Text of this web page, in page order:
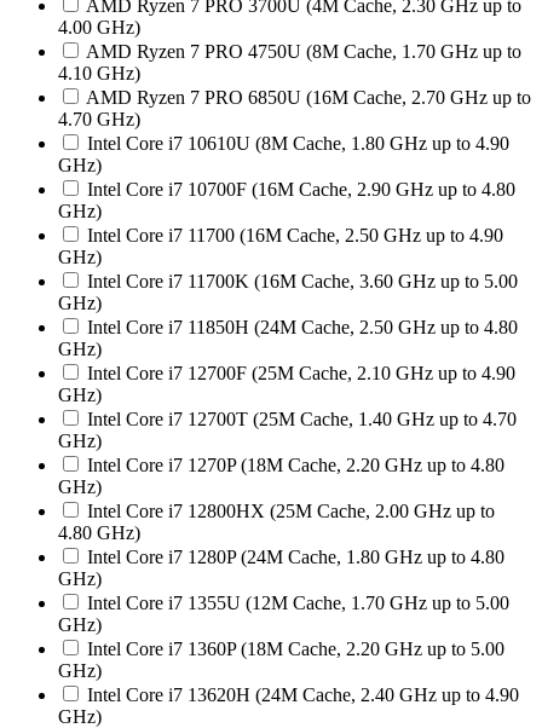
AMD Ryzen 7 PRO 3700U (4M Cache, 2.30 GHz up to
4.00 GHz)
AMD Ryzen 7 PRO 4750U (8M Cache, 1.70 GHz up to
4.10 GHz)
AMD Ryzen 7 PRO 6850U (16M Cache, 2.70 GHz up to
4.70 GHz)
Intel Core i7 10610U (8M Cache, 1.80 GHz up to 4.90
GHz)
Intel Core i7 10700F (16M Cache, 2.90 GHz up to 4.80
GHz)
Intel Core i7 11700 (16M Cache, 2.50 GHz up to 4.90
GHz)
Intel Core i7 11700K (16M Cache, 3.60 GHz up to 5.00
GHz)
Intel Core i7 11850H (24M Cache, 2.50 GHz up to 4.80
GHz)
Intel Core i7 12700F (25M Cache, 2.10 GHz up to 4.90
GHz)
Intel Core i7 12700T (25M Cache, 1.40 GHz up to 4.70
GHz)
Intel Core i7 1270P (18M Cache, 2.20 GHz up to 4.80
GHz)
Intel Core i7 12800HX (25M Cache, 2.00 GHz up to
4.80 GHz)
Intel Core i7 1280P (24M Cache, 1.80 GHz up to 4.80
GHz)
Intel Core i7 1355U (12M Cache, 1.70 GHz up to 5.00
GHz)
Intel Core i7 1360P (18M Cache, 2.20 GHz up to 5.00
GHz)
Intel Core i7 13620H (24M Cache, 2.40 GHz up to 4.90
GHz)